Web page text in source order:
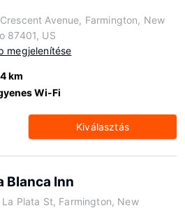
Avenue, Farmington, New
87401, US
megjelenítése
km
Wi-Fi
Kiválasztás
Blanca Inn
Plata St, Farmington, New